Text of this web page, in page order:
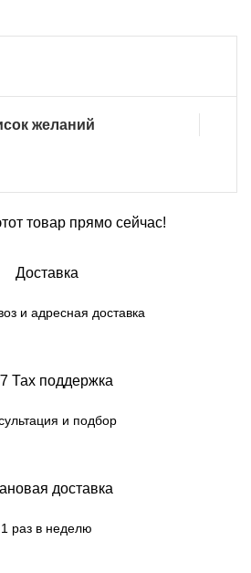
желаний
товар прямо сейчас!
Доставка
и адресная доставка
Тах поддержка
и подбор
доставка
1 раз в неделю